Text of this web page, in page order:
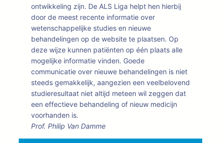
ontwikkeling zijn. De ALS Liga helpt hen hierbij
door de meest recente informatie over
wetenschappelijke studies en nieuwe
behandelingen op de website te plaatsen. Op
deze wijze kunnen patiënten op één plaats alle
mogelijke informatie vinden. Goede
communicatie over nieuwe behandelingen is niet
steeds gemakkelijk, aangezien een veelbelovend
studieresultaat niet altijd meteen wil zeggen dat
een effectieve behandeling of nieuw medicijn
voorhanden is.
Prof. Philip Van Damme